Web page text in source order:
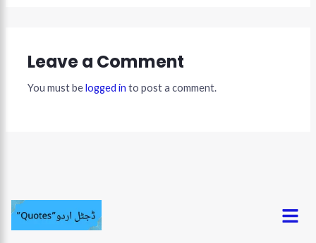
Leave a Comment
You must belogged in to post a comment.
Menu